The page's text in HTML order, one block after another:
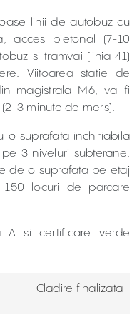
linii de autobuz cu
acces pietonal (7-10
si tramvai (linia 41)
Viitoarea statie de
magistrala M6, va fi
3 minute de mers).
o suprafata inchiriabila
3 niveluri subterane,
de o suprafata pe etaj
locuri de parcare
A si certificare verde
Cladire finalizata